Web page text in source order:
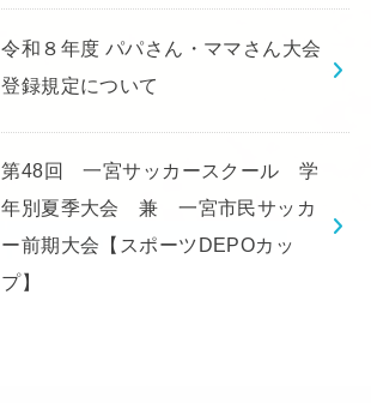
令和８年度 パパさん・ママさん大会
登録規定について
第48回 一宮サッカースクール 学
年別夏季大会 兼 一宮市民サッカ
ー前期大会【スポーツDEPOカッ
プ】